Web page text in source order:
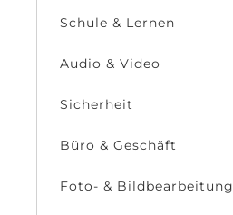
Schule & Lernen
Audio & Video
Sicherheit
Büro & Geschäft
Foto- & Bildbearbeitung